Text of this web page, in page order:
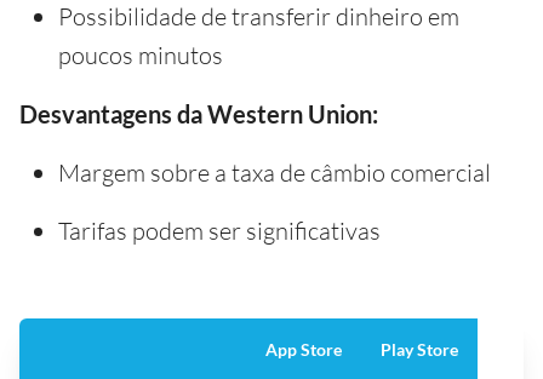
Possibilidade de transferir dinheiro em
poucos minutos
Desvantagens da Western Union:
Margem sobre a taxa de câmbio comercial
Tarifas podem ser significativas
App Store Play Store